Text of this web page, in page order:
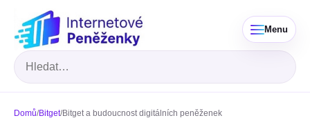
Menu
Hledat
Domů/Bitget/Bitget a budoucnost digitálních peněženek